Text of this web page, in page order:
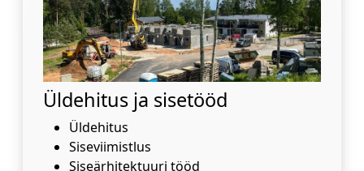
Üldehitus ja sisetööd
Üldehitus
Siseviimistlus
Siseärhitektuuri tööd